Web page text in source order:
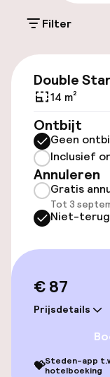
PLN 65,00
Lift
Entertainment
Gratis wifi
Overal
Filter
Double
14 m²
Ontbijt
Geen
Inclusief
Annuleren
Gratis
Tot 3
Niet-
€ 87
Prijsdetails
💝Steden-app
hotelboeking